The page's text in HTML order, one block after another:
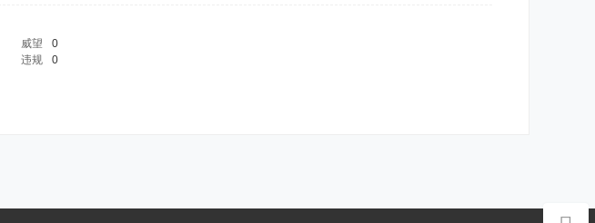
威望
0
违规
0